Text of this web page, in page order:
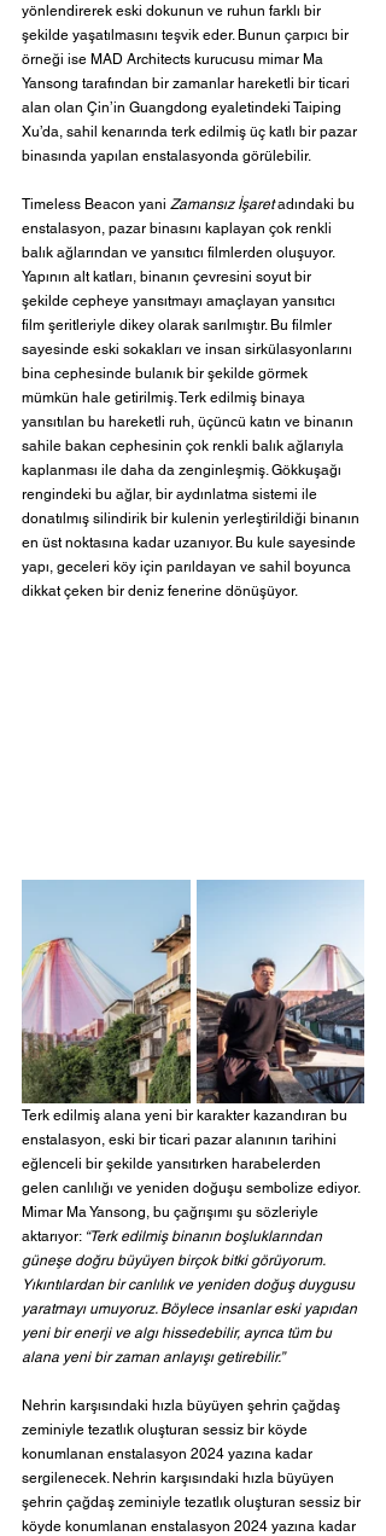
yönlendirerek eski dokunun ve ruhun farklı bir
şekilde yaşatılmasını teşvik eder. Bunun çarpıcı bir
örneği ise MAD Architects kurucusu mimar Ma
Yansong tarafından bir zamanlar hareketli bir ticari
alan olan Çin’in Guangdong eyaletindeki Taiping
Xu’da, sahil kenarında terk edilmiş üç katlı bir pazar
binasında yapılan enstalasyonda görülebilir.
Timeless Beacon yani Zamansız İşaret adındaki bu
enstalasyon, pazar binasını kaplayan çok renkli
balık ağlarından ve yansıtıcı filmlerden oluşuyor.
Yapının alt katları, binanın çevresini soyut bir
şekilde cepheye yansıtmayı amaçlayan yansıtıcı
film şeritleriyle dikey olarak sarılmıştır. Bu filmler
sayesinde eski sokakları ve insan sirkülasyonlarını
bina cephesinde bulanık bir şekilde görmek
mümkün hale getirilmiş. Terk edilmiş binaya
yansıtılan bu hareketli ruh, üçüncü katın ve binanın
sahile bakan cephesinin çok renkli balık ağlarıyla
kaplanması ile daha da zenginleşmiş. Gökkuşağı
rengindeki bu ağlar, bir aydınlatma sistemi ile
donatılmış silindirik bir kulenin yerleştirildiği binanın
en üst noktasına kadar uzanıyor. Bu kule sayesinde
yapı, geceleri köy için parıldayan ve sahil boyunca
dikkat çeken bir deniz fenerine dönüşüyor.
Terk edilmiş alana yeni bir karakter kazandıran bu
enstalasyon, eski bir ticari pazar alanının tarihini
eğlenceli bir şekilde yansıtırken harabelerden
gelen canlılığı ve yeniden doğuşu sembolize ediyor.
Mimar Ma Yansong, bu çağrışımı şu sözleriyle
aktarıyor: “Terk edilmiş binanın boşluklarından
güneşe doğru büyüyen birçok bitki görüyorum.
Yıkıntılardan bir canlılık ve yeniden doğuş duygusu
yaratmayı umuyoruz. Böylece insanlar eski yapıdan
yeni bir enerji ve algı hissedebilir, ayrıca tüm bu
alana yeni bir zaman anlayışı getirebilir.”
Nehrin karşısındaki hızla büyüyen şehrin çağdaş
zeminiyle tezatlık oluşturan sessiz bir köyde
konumlanan enstalasyon 2024 yazına kadar
sergilenecek. Nehrin karşısındaki hızla büyüyen
şehrin çağdaş zeminiyle tezatlık oluşturan sessiz bir
köyde konumlanan enstalasyon 2024 yazına kadar